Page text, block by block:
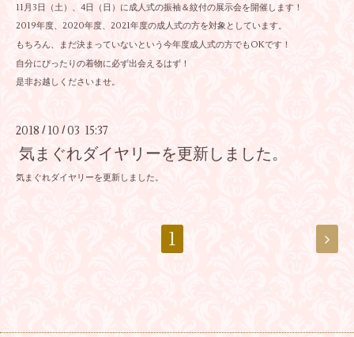
11月3日（土）、4日（日）に成人式の振袖＆紋付の展示会を開催します！
2019年度、2020年度、2021年度の成人式の方を対象としています。
もちろん、まだ決まっていないという今年度成人式の方でもOKです！
自分にぴったりの着物に必ず出会えるはず！
是非お越しくださいませ。
2018 / 10 /03 15:37
気まぐれダイヤリーを更新しました。
気まぐれダイヤリーを更新しました。
1